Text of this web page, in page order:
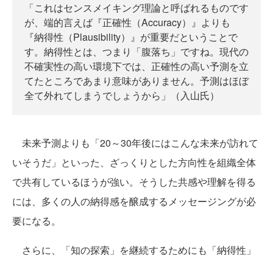
「これはセンスメイキング理論と呼ばれるものです
が、端的言えば『正確性（Accuracy）』よりも
『納得性（Plausibility）』が重要だということで
す。納得性とは、つまり「腹落ち」ですね。現代の
不確実性の高い環境下では、正確性の高い予測を立
てたところであまり意味がありません。予測はほぼ
全て外れてしまうでしょうから」（入山氏）
未来予測よりも「20～30年後にはこんな未来が訪れて
いそうだ」といった、ざっくりとした方向性を組織全体
で共有しているほうが強い。そうした共感や理解を得る
には、多くの人の納得感を醸成するメッセージングが必
要になる。
さらに、「知の探索」を継続するためにも「納得性」